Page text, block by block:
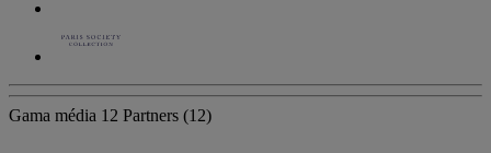
Gama média 12 Partners (12)